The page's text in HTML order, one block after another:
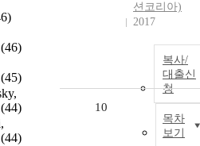
(46)
(45)
(44)
(44)
션코리아)
2017
복사/
대출신
청
목차
보기
10